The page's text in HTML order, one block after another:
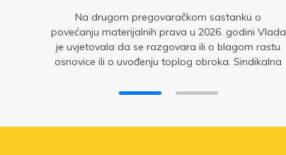
Na drugom pregovaračkom sastanku o
povećanju materijalnih prava u 2026. godini Vlada
je uvjetovala da se razgovara ili o blagom rastu
osnovice ili o uvođenju toplog obroka. Sindikalna
pogrešnom trenutku